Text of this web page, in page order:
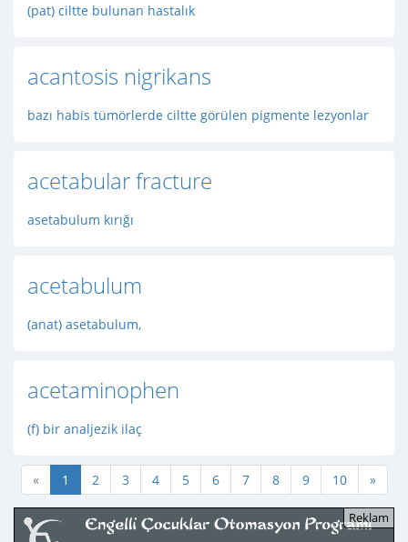
(pat) ciltte bulunan hastalık
acantosis nigrikans
bazı habis tümörlerde ciltte görülen pigmente lezyonlar
acetabular fracture
asetabulum kırığı
acetabulum
(anat) asetabulum,
acetaminophen
(f) bir analjezik ilaç
« 1 2 3 4 5 6 7 8 9 10 »